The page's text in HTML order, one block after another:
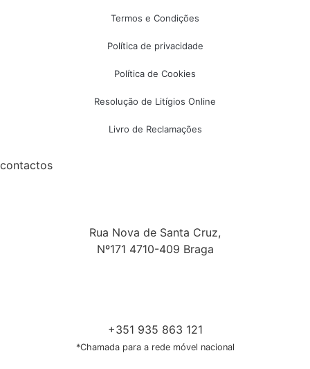
Termos e Condições
Política de privacidade
Política de Cookies
Resolução de Litígios Online
Livro de Reclamações
contactos
Rua Nova de Santa Cruz,
Nº171 4710-409 Braga
+351 935 863 121
*Chamada para a rede móvel nacional